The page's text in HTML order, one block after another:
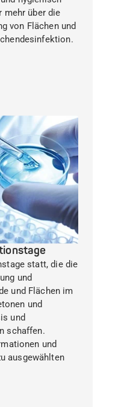
mehr über die
von Flächen und
statt, die die
und
und Flächen im
und
und
schaffen.
und
ausgewählten